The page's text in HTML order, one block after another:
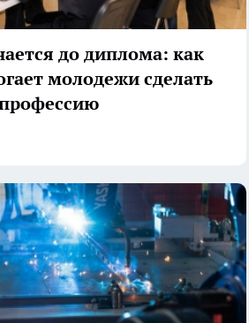
до диплома: как
молодежи сделать